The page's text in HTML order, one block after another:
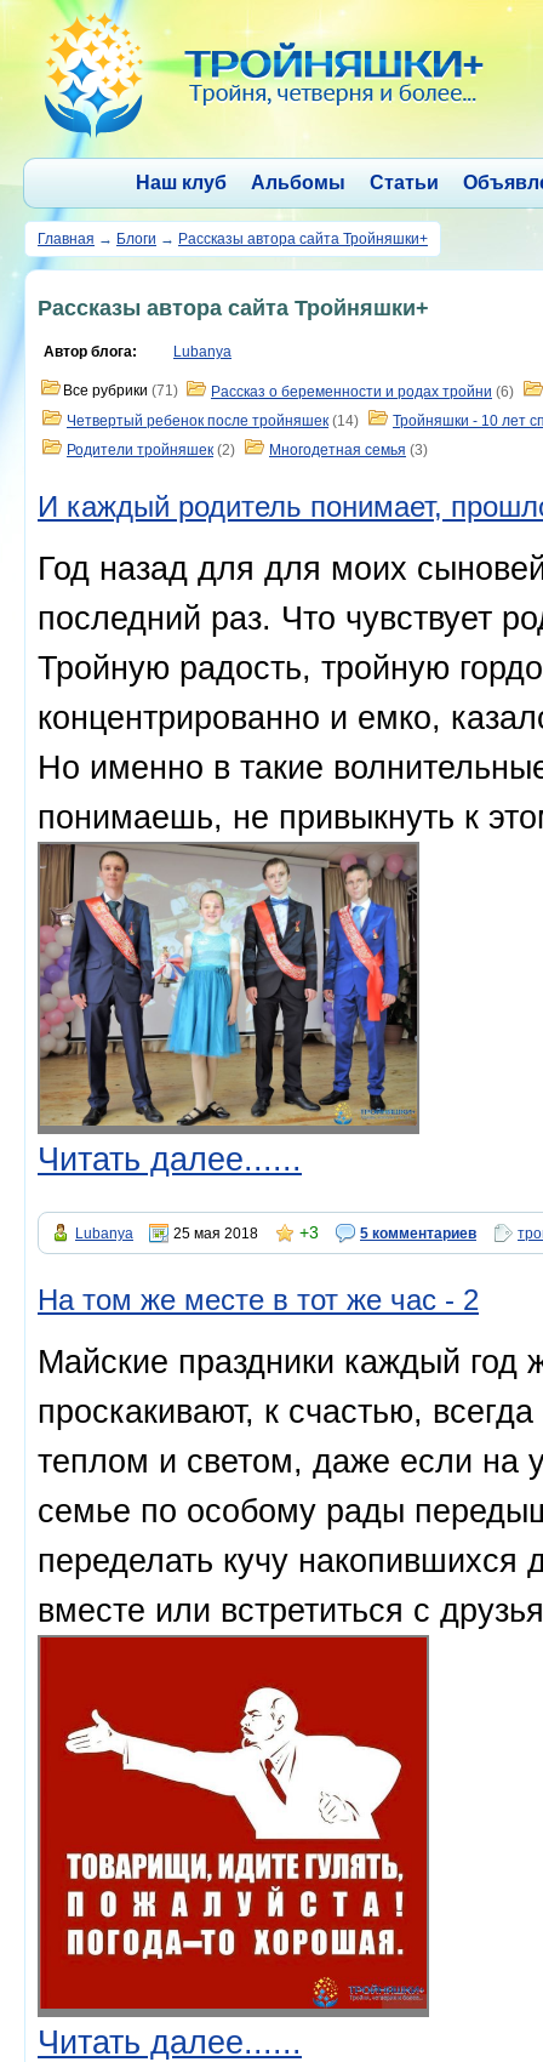
Наш клуб Альбомы Статьи
Главная → Блоги → Рассказы автора сайта Тройняшки+
Рассказы автора сайта Тройняшки+
Автор блога: Lubanya
Все рубрики (71) Рассказ о беременности и родах тройни (6)
Четвертый ребенок после тройняшек (14)
Тройняшки - 10 лет
Родители тройняшек (2) Многодетная семья (3)
И каждый родитель понимает,
Год назад для для моих
последний раз. Что чувствует
Тройную радость, тройную
концентрированно и емко,
Но именно в такие
понимаешь, не привыкнуть к
Читать далее......
Lubanya 25 мая 2018 +3 5 комментариев
На том же месте в тот же час - 2
Майские праздники каждый
проскакивают, к счастью,
теплом и светом, даже если на
семье по особому рады
переделать кучу накопившихся
вместе или встретиться с
Читать далее......